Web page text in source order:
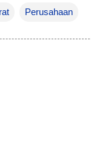
Perusahaan